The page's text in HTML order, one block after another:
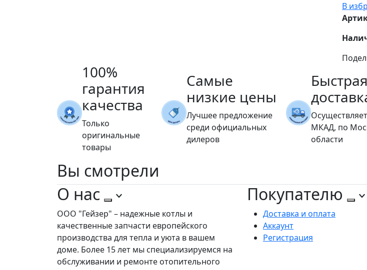
В
100%
гарантия
качества
Только
оригинальные
товары
Самые
низкие цены
Лучшее предложение
среди официальных
дилеров
Быстрая
МКАД, по
области
Вы смотрели
О нас
ООО "Гейзер" – надежные котлы и
качественные запчасти европейского
производства для тепла и уюта в вашем
доме. Более 15 лет мы специализируемся на
обслуживании и ремонте отопительного
Покупателю
Доставка и оплата
Аккаунт
Регистрация